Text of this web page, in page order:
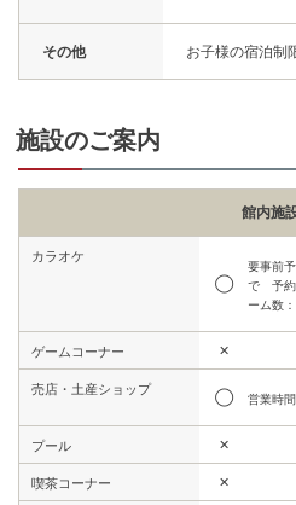
その他 お子様の宿泊制
施設のご案内
館内施
カラオケ
◯
要事前
で 予約
ーム数
ゲームコーナー ✕
売店・土産ショップ
◯ 営業時
プール ✕
喫茶コーナー ✕